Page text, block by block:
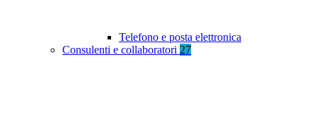
Telefono e posta elettronica
Consulenti e collaboratori 27